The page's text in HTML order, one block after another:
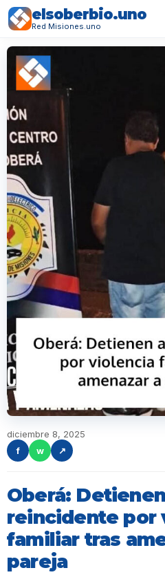
elsoberbio.uno
Red Misiones.uno
diciembre 8, 2025
f
w ↗
Oberá:
reincidente por
familiar tras
pareja